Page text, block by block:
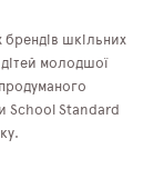
брендів шкільних
молодшої
School Standard